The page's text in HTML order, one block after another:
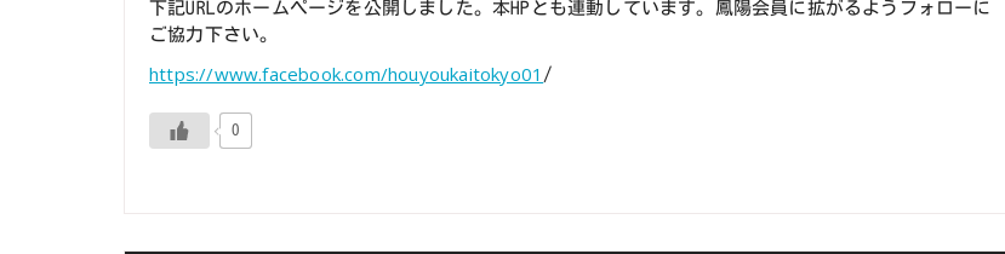
下記URLのホームページを公開しました。本HPとも連動しています。鳳陽会員に拡がるようフォローに
ご協力下さい。
https://www.facebook.com/houyoukaitokyo01 /
0